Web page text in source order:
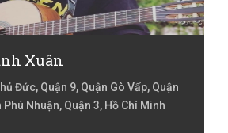
Xuân
Đức, Quận 9, Quận Gò Vấp, Quận
Phú Nhuận, Quận 3, Hồ Chí Minh